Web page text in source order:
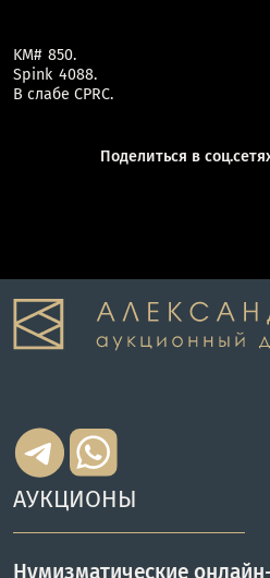
KM# 850.
Spink 4088.
В слабе CPRC.
Поделиться в
АУКЦИОНЫ
Нумизматические